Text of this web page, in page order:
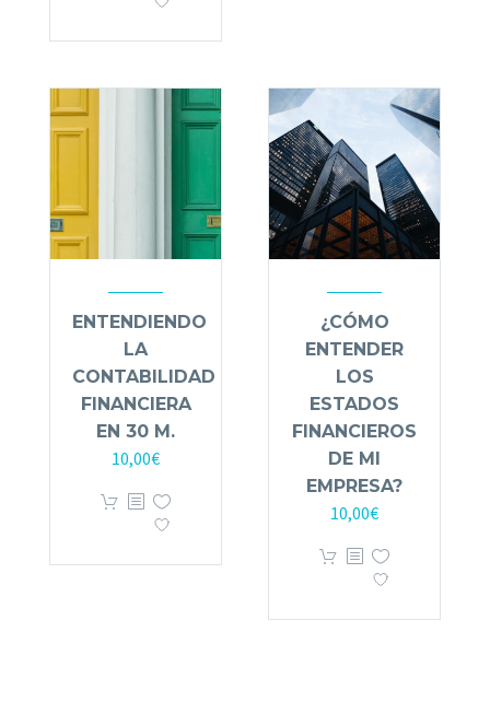
ENTENDIENDO
LA
CONTABILIDAD
FINANCIERA
EN 30 M.
10,00€
¿CÓMO
ENTENDER
LOS
ESTADOS
FINANCIEROS
DE MI
EMPRESA?
10,00€